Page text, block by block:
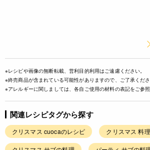
※レシピや画像の無断転載、営利目的利用はご遠慮ください。
※終売商品が含まれている可能性がありますので、ご了承くださ
※アレルギーに関しましては、各自ご使用の材料の表記をご参照
関連レシピタグから探す
クリスマス cuocaのレシピ クリスマス 料理